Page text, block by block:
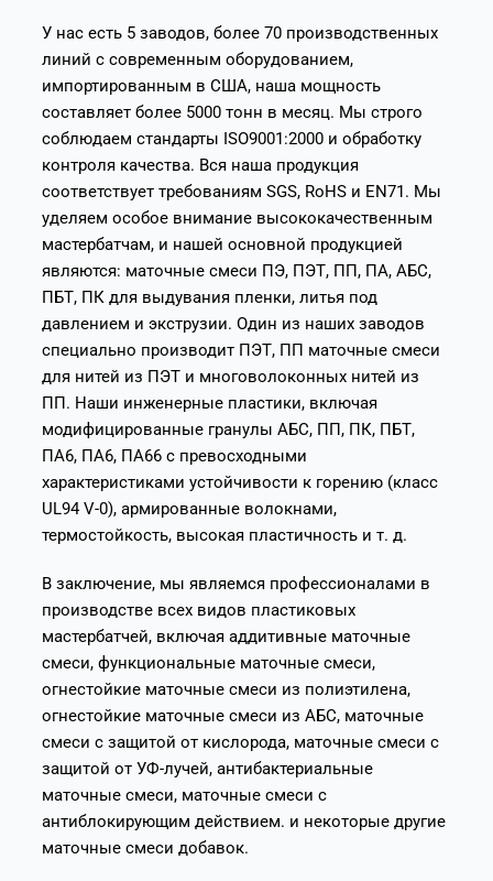
У нас есть 5 заводов, более 70 производственных
линий с современным оборудованием,
импортированным в США, наша мощность
составляет более 5000 тонн в месяц. Мы строго
соблюдаем стандарты ISO9001:2000 и обработку
контроля качества. Вся наша продукция
соответствует требованиям SGS, RoHS и EN71. Мы
уделяем особое внимание высококачественным
мастербатчам, и нашей основной продукцией
являются: маточные смеси ПЭ, ПЭТ, ПП, ПА, АБС,
ПБТ, ПК для выдувания пленки, литья под
давлением и экструзии. Один из наших заводов
специально производит ПЭТ, ПП маточные смеси
для нитей из ПЭТ и многоволоконных нитей из
ПП. Наши инженерные пластики, включая
модифицированные гранулы АБС, ПП, ПК, ПБТ,
ПА6, ПА6, ПА66 с превосходными
характеристиками устойчивости к горению (класс
UL94 V-0), армированные волокнами,
термостойкость, высокая пластичность и т. д.
В заключение, мы являемся профессионалами в
производстве всех видов пластиковых
мастербатчей, включая аддитивные маточные
смеси, функциональные маточные смеси,
огнестойкие маточные смеси из полиэтилена,
огнестойкие маточные смеси из АБС, маточные
смеси с защитой от кислорода, маточные смеси с
защитой от УФ-лучей, антибактериальные
маточные смеси, маточные смеси с
антиблокирующим действием. и некоторые другие
маточные смеси добавок.